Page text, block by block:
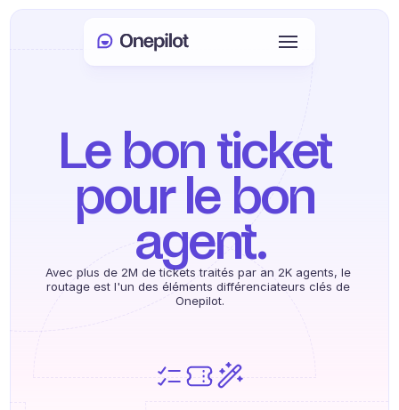
SERVICES
Service client
Ventes et fidélisation
Onboarding agent
Prendre rendez-vous
Le bon ticket
pour le bon
agent.
Avec plus de 2M de tickets traités par an 2K agents, le
routage est l'un des éléments différenciateurs clés de
Onepilot.